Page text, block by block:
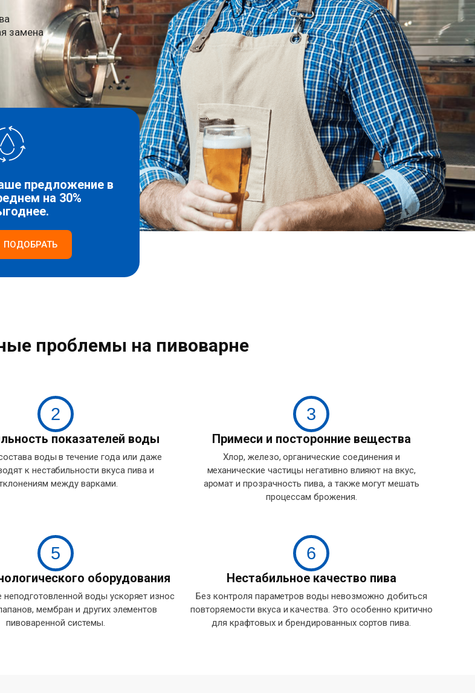
замена
предложение в
на 30%
ПОДОБРАТЬ
проблемы на пивоварне
2
показателей воды
воды в течение года или даже
к нестабильности вкуса пива и
между варками.
3
Примеси и посторонние вещества
Хлор, железо, органические соединения и
механические частицы негативно влияют на вкус,
аромат и прозрачность пива, а также могут мешать
процессам брожения.
5
оборудования
неподготовленной воды ускоряет износ
мембран и других элементов
пивоваренной системы.
6
Нестабильное качество пива
Без контроля параметров воды невозможно добиться
повторяемости вкуса и качества. Это особенно критично
для крафтовых и брендированных сортов пива.